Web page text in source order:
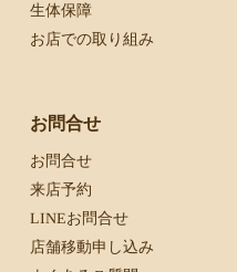
生体保障
お店での取り組み
お問合せ
お問合せ
来店予約
LINEお問合せ
店舗移動申し込み